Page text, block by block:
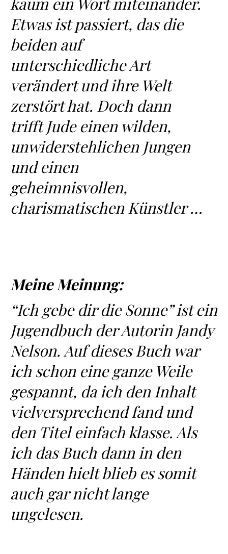
Etwas ist passiert, das die
beiden auf
unterschiedliche Art
verändert und ihre Welt
zerstört hat. Doch dann
trifft Jude einen wilden,
unwiderstehlichen Jungen
und einen
geheimnisvollen,
charismatischen Künstler …
Meine Meinung:
“Ich gebe dir die Sonne” ist ein
Jugendbuch der Autorin Jandy
Nelson. Auf dieses Buch war
ich schon eine ganze Weile
gespannt, da ich den Inhalt
vielversprechend fand und
den Titel einfach klasse. Als
ich das Buch dann in den
Händen hielt blieb es somit
auch gar nicht lange
ungelesen.